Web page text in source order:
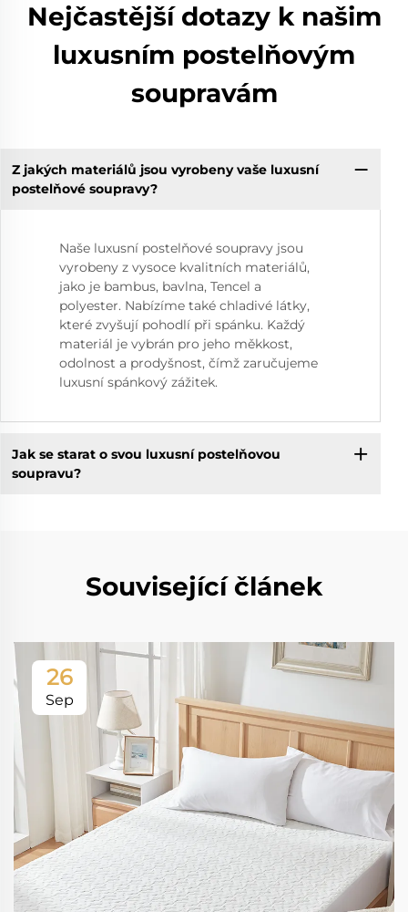
Nejčastější dotazy k našim
luxusním postelňovým
soupravám
Z jakých materiálů jsou vyrobeny vaše luxusní
postelňové soupravy?
Naše luxusní postelňové soupravy jsou
vyrobeny z vysoce kvalitních materiálů,
jako je bambus, bavlna, Tencel a
polyester. Nabízíme také chladivé látky,
které zvyšují pohodlí při spánku. Každý
materiál je vybrán pro jeho měkkost,
odolnost a prodyšnost, čímž zaručujeme
luxusní spánkový zážitek.
Jak se starat o svou luxusní postelňovou
soupravu?
Související článek
26
Sep